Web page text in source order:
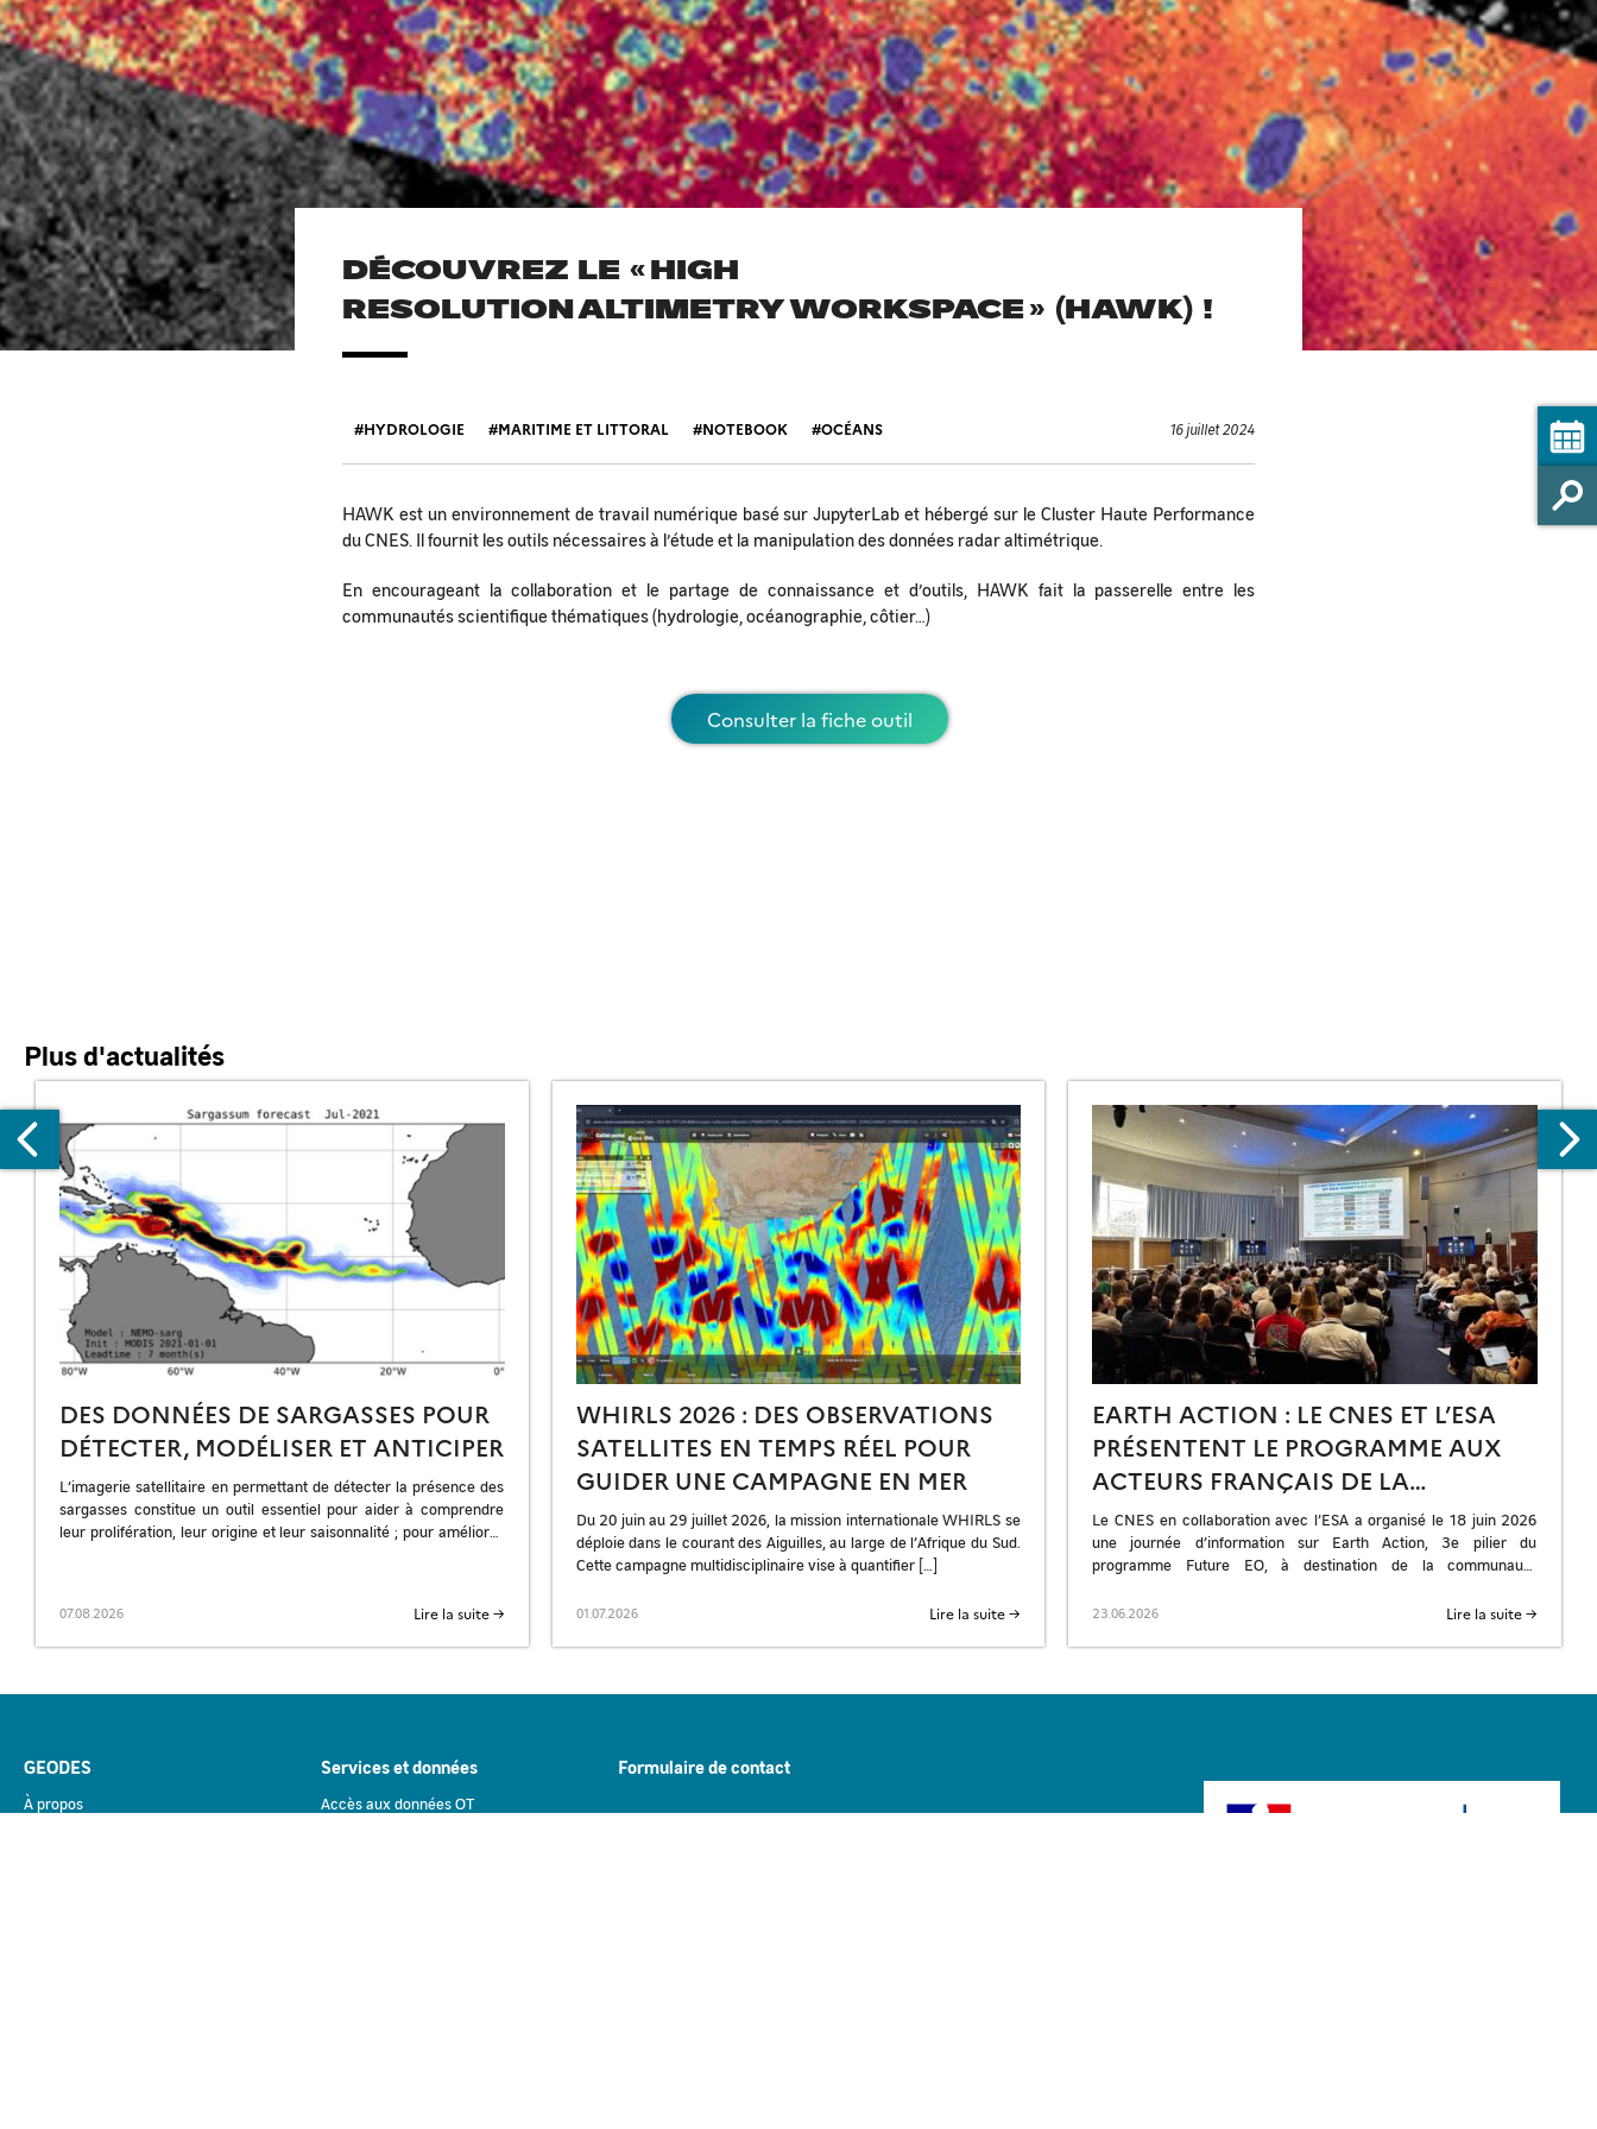
DÉCOUVREZ LE « HIGH
RESOLUTION ALTIMETRY WORKSPACE » (HAWK) !
HYDROLOGIE MARITIME ET LITTORAL NOTEBOOK OCÉANS 16 juillet 2024
HAWK est un environnement de travail numérique basé sur JupyterLab et hébergé sur le Cluster Haute Performance
du CNES. Il fournit les outils nécessaires à l’étude et la manipulation des données radar altimétrique.
En encourageant la collaboration et le partage de connaissance et d’outils, HAWK fait la passerelle entre les
communautés scientifique thématiques (hydrologie, océanographie, côtier…)
Consulter la fiche outil
Plus d'actualités
DES DONNÉES DE SARGASSES POUR
DÉTECTER, MODÉLISER ET ANTICIPER
L’imagerie satellitaire en permettant de détecter la présence des
sargasses constitue un outil essentiel pour aider à comprendre
leur prolifération, leur origine et leur saisonnalité ; pour améliorer
07.08.2026 Lire la suite →
WHIRLS 2026 : DES OBSERVATIONS
SATELLITES EN TEMPS RÉEL POUR
GUIDER UNE CAMPAGNE EN MER
Du 20 juin au 29 juillet 2026, la mission internationale WHIRLS se
déploie dans le courant des Aiguilles, au large de l’Afrique du Sud.
Cette campagne multidisciplinaire vise à quantifier […]
01.07.2026 Lire la suite →
EARTH ACTION : LE CNES ET L’ESA
PRÉSENTENT LE PROGRAMME AUX
ACTEURS FRANÇAIS DE LA
RECHERCHE ET DE L’INDUSTRIE
Le CNES en collaboration avec l’ESA a organisé le 18 juin 2026
une journée d’information sur Earth Action, 3e pilier du
programme Future EO, à destination de la communauté
23.06.2026 Lire la suite →
GEODES
À propos
Services et données
Accès aux données OT
Formulaire de contact